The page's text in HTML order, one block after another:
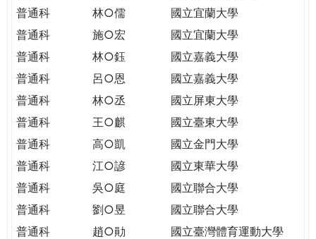
TODAY
THE
WORLD
TOMORROW
PUTTING
YOU
THE
PATH
CITIZENSHIP
普通科
林○儒
國立宜蘭大學
普通科
施○宏
國立宜蘭大學
普通科
林○鈺
國立嘉義大學
普通科
呂○恩
國立嘉義大學
普通科
林○丞
國立屏東大學
普通科
王○麒
國立臺東大學
普通科
高○凱
國立金門大學
普通科
江○諺
國立東華大學
普通科
吳○庭
國立聯合大學
普通科
劉○昱
國立聯合大學
普通科
趙○勛
國立臺灣體育運動大學